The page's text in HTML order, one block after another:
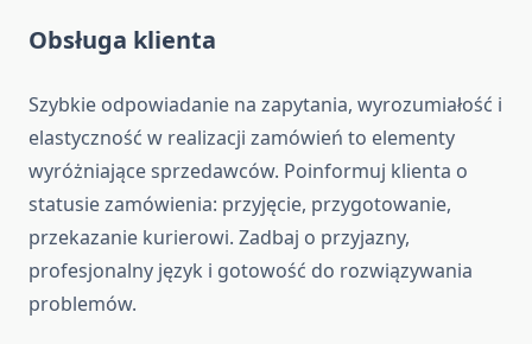
Obsługa klienta
Szybkie odpowiadanie na zapytania, wyrozumiałość i
elastyczność w realizacji zamówień to elementy
wyróżniające sprzedawców. Poinformuj klienta o
statusie zamówienia: przyjęcie, przygotowanie,
przekazanie kurierowi. Zadbaj o przyjazny,
profesjonalny język i gotowość do rozwiązywania
problemów.